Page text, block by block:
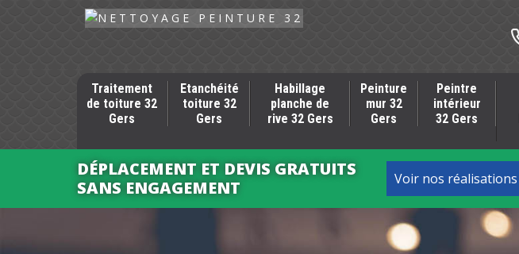
Traitement
de toiture 32
Gers
Etanchéité
toiture 32
Gers
Habillage
planche de
rive 32 Gers
Peinture
mur 32
Gers
Peintre
intérieur
32 Gers
DÉPLACEMENT ET DEVIS GRATUITS
SANS ENGAGEMENT
Voir nos réalisations